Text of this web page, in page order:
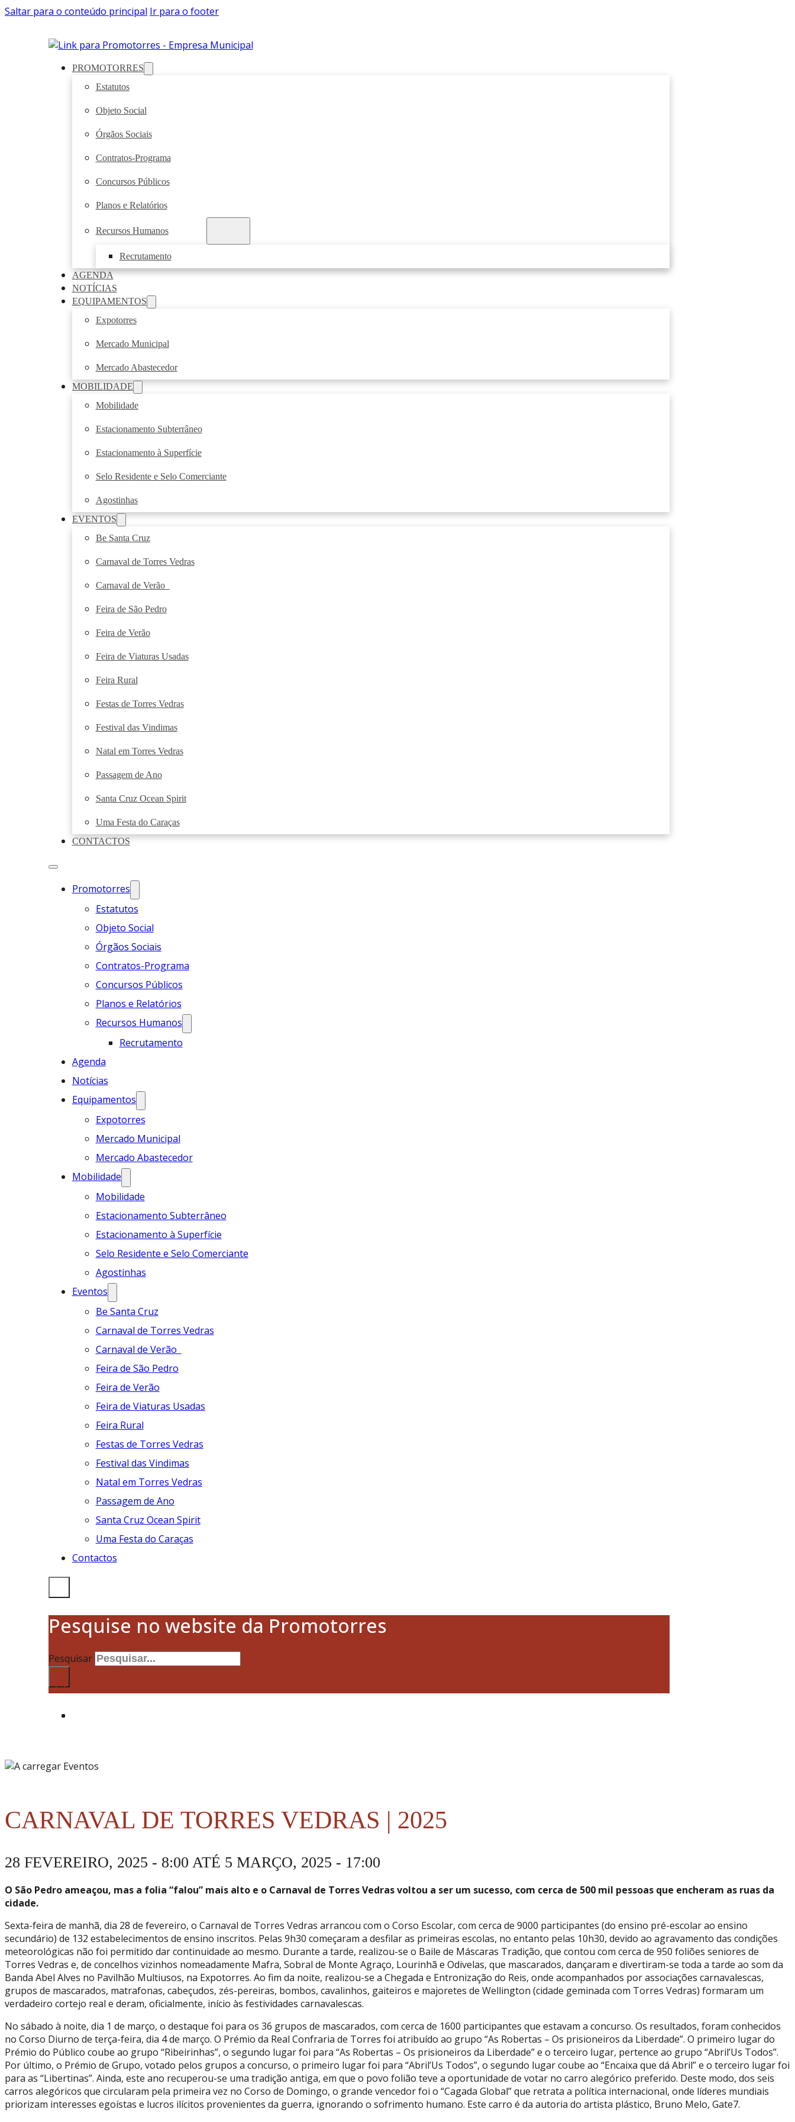
Saltar para o conteúdo principal Ir para o footer
PROMOTORRES
Estatutos
Objeto Social
Órgãos Sociais
Contratos-Programa
Concursos Públicos
Planos e Relatórios
Recursos Humanos
Recrutamento
AGENDA
NOTÍCIAS
EQUIPAMENTOS
Expotorres
Mercado Municipal
Mercado Abastecedor
MOBILIDADE
Mobilidade
Estacionamento Subterrâneo
Estacionamento à Superfície
Selo Residente e Selo Comerciante
Agostinhas
EVENTOS
Be Santa Cruz
Carnaval de Torres Vedras
Carnaval de Verão
Feira de São Pedro
Feira de Verão
Feira de Viaturas Usadas
Feira Rural
Festas de Torres Vedras
Festival das Vindimas
Natal em Torres Vedras
Passagem de Ano
Santa Cruz Ocean Spirit
Uma Festa do Caraças
CONTACTOS
Promotorres
Estatutos
Objeto Social
Órgãos Sociais
Contratos-Programa
Concursos Públicos
Planos e Relatórios
Recursos Humanos
Recrutamento
Agenda
Notícias
Equipamentos
Expotorres
Mercado Municipal
Mercado Abastecedor
Mobilidade
Mobilidade
Estacionamento Subterrâneo
Estacionamento à Superfície
Selo Residente e Selo Comerciante
Agostinhas
Eventos
Be Santa Cruz
Carnaval de Torres Vedras
Carnaval de Verão
Feira de São Pedro
Feira de Verão
Feira de Viaturas Usadas
Feira Rural
Festas de Torres Vedras
Festival das Vindimas
Natal em Torres Vedras
Passagem de Ano
Santa Cruz Ocean Spirit
Uma Festa do Caraças
Contactos
Pesquise no website da Promotorres
Pesquisar
×
CARNAVAL DE TORRES VEDRAS | 2025
28 FEVEREIRO, 2025 - 8:00 ATÉ 5 MARÇO, 2025 - 17:00
O São Pedro ameaçou, mas a folia “falou” mais alto e o Carnaval de Torres Vedras voltou a ser um sucesso, com cerca de 500 mil pessoas que encheram as ruas da
cidade.
Sexta-feira de manhã, dia 28 de fevereiro, o Carnaval de Torres Vedras arrancou com o Corso Escolar, com cerca de 9000 participantes (do ensino pré-escolar ao ensino
secundário) de 132 estabelecimentos de ensino inscritos. Pelas 9h30 começaram a desfilar as primeiras escolas, no entanto pelas 10h30, devido ao agravamento das condições
meteorológicas não foi permitido dar continuidade ao mesmo. Durante a tarde, realizou-se o Baile de Máscaras Tradição, que contou com cerca de 950 foliões seniores de
Torres Vedras e, de concelhos vizinhos nomeadamente Mafra, Sobral de Monte Agraço, Lourinhã e Odivelas, que mascarados, dançaram e divertiram-se toda a tarde ao som da
Banda Abel Alves no Pavilhão Multiusos, na Expotorres. Ao fim da noite, realizou-se a Chegada e Entronização do Reis, onde acompanhados por associações carnavalescas,
grupos de mascarados, matrafonas, cabeçudos, zés-pereiras, bombos, cavalinhos, gaiteiros e majoretes de Wellington (cidade geminada com Torres Vedras) formaram um
verdadeiro cortejo real e deram, oficialmente, início às festividades carnavalescas.
No sábado à noite, dia 1 de março, o destaque foi para os 36 grupos de mascarados, com cerca de 1600 participantes que estavam a concurso. Os resultados, foram conhecidos
no Corso Diurno de terça-feira, dia 4 de março. O Prémio da Real Confraria de Torres foi atribuído ao grupo “As Robertas – Os prisioneiros da Liberdade”. O primeiro lugar do
Prémio do Público coube ao grupo “Ribeirinhas”, o segundo lugar foi para “As Robertas – Os prisioneiros da Liberdade” e o terceiro lugar, pertence ao grupo “Abril’Us Todos”.
Por último, o Prémio de Grupo, votado pelos grupos a concurso, o primeiro lugar foi para “Abril’Us Todos”, o segundo lugar coube ao “Encaixa que dá Abril” e o terceiro lugar foi
para as “Libertinas”. Ainda, este ano recuperou-se uma tradição antiga, em que o povo folião teve a oportunidade de votar no carro alegórico preferido. Deste modo, dos seis
carros alegóricos que circularam pela primeira vez no Corso de Domingo, o grande vencedor foi o “Cagada Global” que retrata a política internacional, onde líderes mundiais
priorizam interesses egoístas e lucros ilícitos provenientes da guerra, ignorando o sofrimento humano. Este carro é da autoria do artista plástico, Bruno Melo, Gate7.